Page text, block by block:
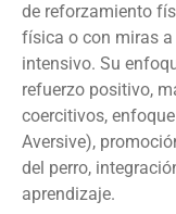
de reforzamiento
física o con miras
intensivo. Su
refuerzo positivo,
coercitivos,
Aversive),
del perro,
aprendizaje.